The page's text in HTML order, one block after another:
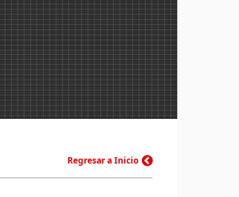
Regresar a Inicio